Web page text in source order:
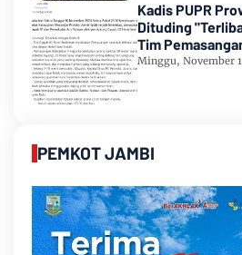
Kadis PUPR
Dituding
Tim
Romi-Sudirman
Minggu, November
PEMKOT JAMBI